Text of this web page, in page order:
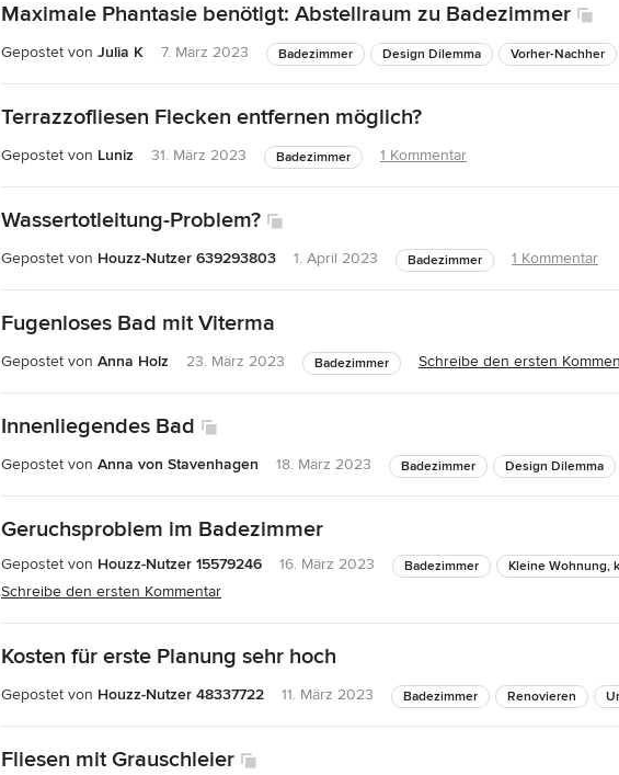
Maximale Phantasie benötigt: Abstellraum zu Badezimmer
Gepostet von Julia K 7. März 2023 Badezimmer Design Dilemma Vorher-Nachher
Terrazzofliesen Flecken entfernen möglich?
Gepostet von Luniz 31. März 2023 Badezimmer 1 Kommentar
Wassertotleitung-Problem?
Gepostet von Houzz-Nutzer 639293803 1. April 2023 Badezimmer 1 Kommentar
Fugenloses Bad mit Viterma
Gepostet von Anna Holz 23. März 2023 Badezimmer Schreibe den ersten
Innenliegendes Bad
Gepostet von Anna von Stavenhagen 18. März 2023 Badezimmer Design Dilemma
Geruchsproblem im Badezimmer
Gepostet von Houzz-Nutzer 15579246 16. März 2023 Badezimmer Kleine Wohnung,
Schreibe den ersten Kommentar
Kosten für erste Planung sehr hoch
Gepostet von Houzz-Nutzer 48337722 11. März 2023 Badezimmer Renovieren
Fliesen mit Grauschleier